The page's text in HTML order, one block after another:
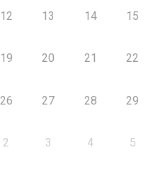
12 13 14 15
19 20 21 22
26 27 28 29
2 3 4 5